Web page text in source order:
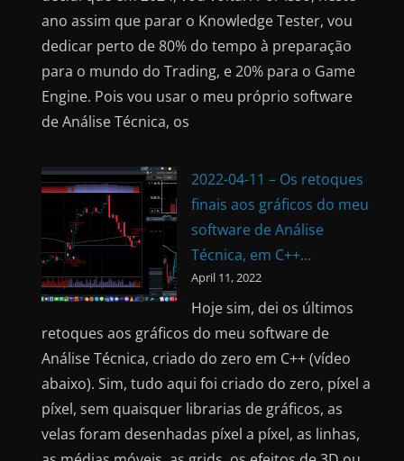
ano assim que parar o Knowledge Tester, vou
dedicar perto de 80% do tempo à preparação
para o mundo do Trading, e 20% para o Game
Engine. Pois vou usar o meu próprio software
de Análise Técnica, os
2022-04-11 – Os retoques
finais aos gráficos do meu
software de Análise
Técnica, em C++…
April 11, 2022
Hoje sim, dei os últimos
retoques aos gráficos do meu software de
Análise Técnica, criado do zero em C++ (vídeo
abaixo). Sim, tudo aqui foi criado do zero, píxel a
píxel, sem quaisquer librarias de gráficos, as
velas foram desenhadas píxel a píxel, as linhas,